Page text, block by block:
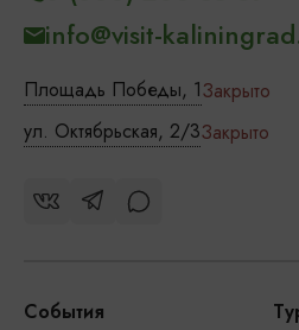
Площадь Победы, 1Закрыто
ул. Октябрьская, 2/3Закрыто
info@visit-
События